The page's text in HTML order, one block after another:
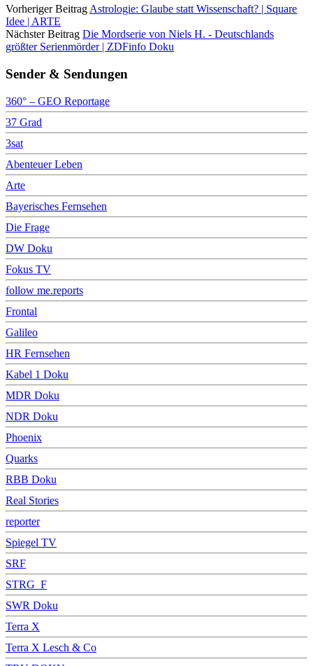
Vorheriger Beitrag Astrologie: Glaube statt Wissenschaft? | Square
Idee | ARTE
Nächster Beitrag Die Mordserie von Niels H. - Deutschlands
größter Serienmörder | ZDFinfo Doku
Sender & Sendungen
360° – GEO Reportage
37 Grad
3sat
Abenteuer Leben
Arte
Bayerisches Fernsehen
Die Frage
DW Doku
Fokus TV
follow me.reports
Frontal
Galileo
HR Fernsehen
Kabel 1 Doku
MDR Doku
NDR Doku
Phoenix
Quarks
RBB Doku
Real Stories
reporter
Spiegel TV
SRF
STRG_F
SWR Doku
Terra X
Terra X Lesch & Co